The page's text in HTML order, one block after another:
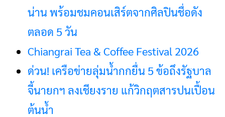
น่าน พร้อมชมคอนเสิร์ตจากศิลปินชื่อดัง
ตลอด 5 วัน
Chiangrai Tea & Coffee Festival 2026
ด่วน! เครือข่ายลุ่มน้ำกกยื่น 5 ข้อถึงรัฐบาล
จี้นายกฯ ลงเชียงราย แก้วิกฤตสารปนเปื้อน
ต้นน้ำ